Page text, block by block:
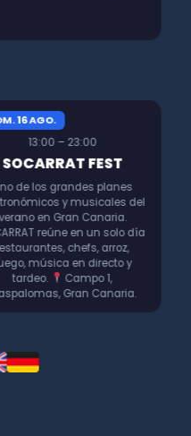
16 AGO.
13:00 – 23:00
SOCARRAT FEST
de los grandes planes
y musicales del
en Gran Canaria.
reúne en un solo día
chefs, arroz,
música en directo y
tardeo.
Campo 1,
Gran Canaria.